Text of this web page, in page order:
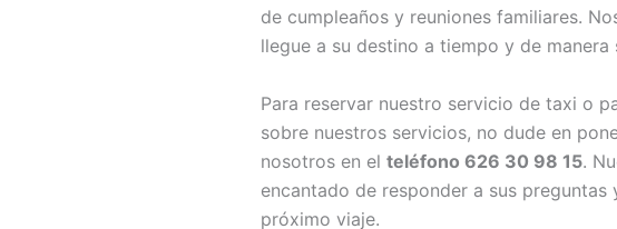
de cumpleaños y reuniones familiares.
llegue a su destino a tiempo y de manera
Para reservar nuestro servicio de taxi o
sobre nuestros servicios, no dude en
nosotros en el teléfono 626 30 98 15.
encantado de responder a sus preguntas
próximo viaje.